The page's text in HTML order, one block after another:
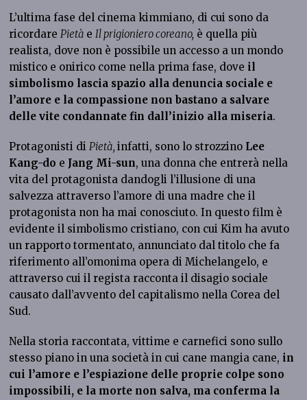
L’ultima fase del cinema kimmiano, di cui sono da
ricordarePietà eIl prigioniero coreano, è quella più
realista, dove non è possibile un accesso a un mondo
mistico e onirico come nella prima fase, dove il
simbolismo lascia spazio alla denuncia sociale e
l’amore e la compassione non bastano a salvare
delle vite condannate fin dall’inizio alla miseria.
Protagonisti diPietà,infatti, sono lo strozzino Lee
Kang-do e Jang Mi-sun, una donna che entrerà nella
vita del protagonista dandogli l’illusione di una
salvezza attraverso l’amore di una madre che il
protagonista non ha mai conosciuto. In questo film è
evidente il simbolismo cristiano, con cui Kim ha avuto
un rapporto tormentato, annunciato dal titolo che fa
riferimento all’omonima opera di Michelangelo, e
attraverso cui il regista racconta il disagio sociale
causato dall’avvento del capitalismo nella Corea del
Sud.
Nella storia raccontata, vittime e carnefici sono sullo
stesso piano in una società in cui cane mangia cane, in
cui l’amore e l’espiazione delle proprie colpe sono
impossibili, e la morte non salva, ma conferma la